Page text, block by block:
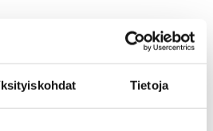
Tietoja
,Sisäosat
25€.